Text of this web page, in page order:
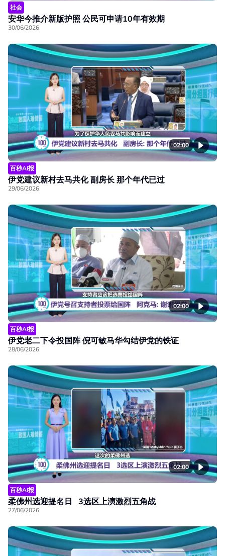
社会
安华今推介新版护照 公民可申请10年有效期
30/06/2026
02:00
百秒AI报
伊党建议新村去马共化 副房长 那个年代已过
29/06/2026
02:00
百秒AI报
伊党老二下令投国阵 倪可敏马华勾结伊党的铁证
28/06/2026
02:00
百秒AI报
柔佛州选迎提名日 3选区上演激烈五角战
27/06/2026